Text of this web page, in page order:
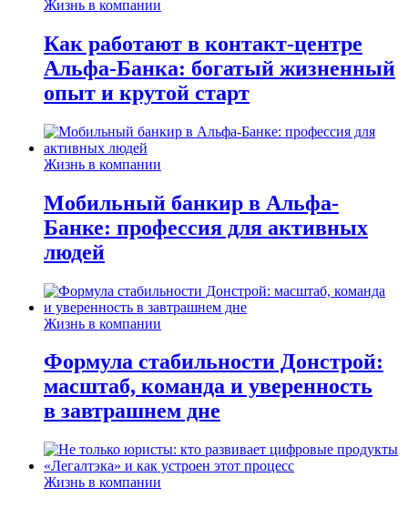
Жизнь в компании
Как работают в контакт-центре
Альфа-Банка: богатый жизненный
опыт и крутой старт
Жизнь в компании
Мобильный банкир в Альфа-
Банке: профессия для активных
людей
Жизнь в компании
Формула стабильности Донстрой:
масштаб, команда и уверенность
в завтрашнем дне
Жизнь в компании